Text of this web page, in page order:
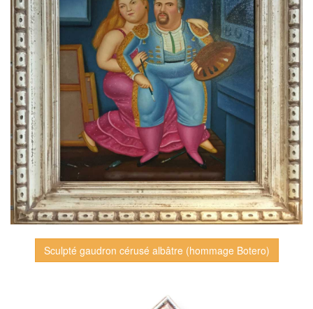
Sculpté gaudron cérusé albâtre (hommage Botero)